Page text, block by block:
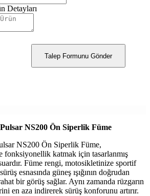
Detayları
Talep Formunu Gönder
NS200 Ön Siperlik Füme
NS200 Ön Siperlik Füme,
fonksiyonellik katmak için tasarlanmış
Füme rengi, motosikletinize sportif
esnasında güneş ışığının doğrudan
bir görüş sağlar. Aynı zamanda rüzgarın
en aza indirerek sürüş konforunu artırır.